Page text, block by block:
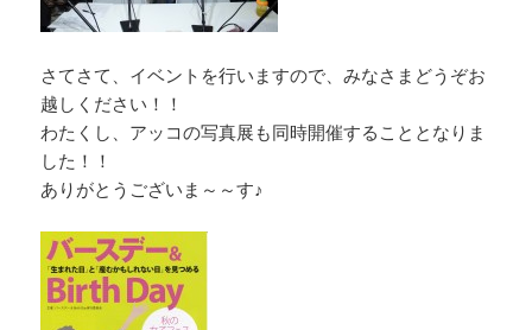
さてさて、イベントを行いますので、みなさまどうぞお
越しください！！
わたくし、アッコの写真展も同時開催することとなりま
した！！
ありがとうございま～～す♪